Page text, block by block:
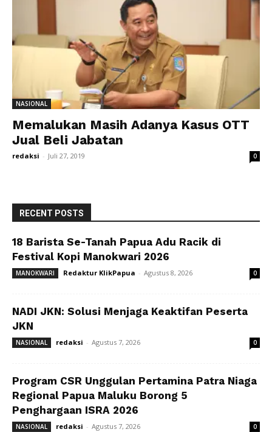
NASIONAL
Memalukan Masih Adanya Kasus OTT
Jual Beli Jabatan
redaksi - Juli 27, 2019 0
RECENT POSTS
18 Barista Se-Tanah Papua Adu Racik di
Festival Kopi Manokwari 2026
MANOKWARI Redaktur KlikPapua - Agustus 8, 2026 0
NADI JKN: Solusi Menjaga Keaktifan Peserta
JKN
NASIONAL redaksi - Agustus 7, 2026 0
Program CSR Unggulan Pertamina Patra Niaga
Regional Papua Maluku Borong 5
Penghargaan ISRA 2026
NASIONAL redaksi - Agustus 7, 2026 0